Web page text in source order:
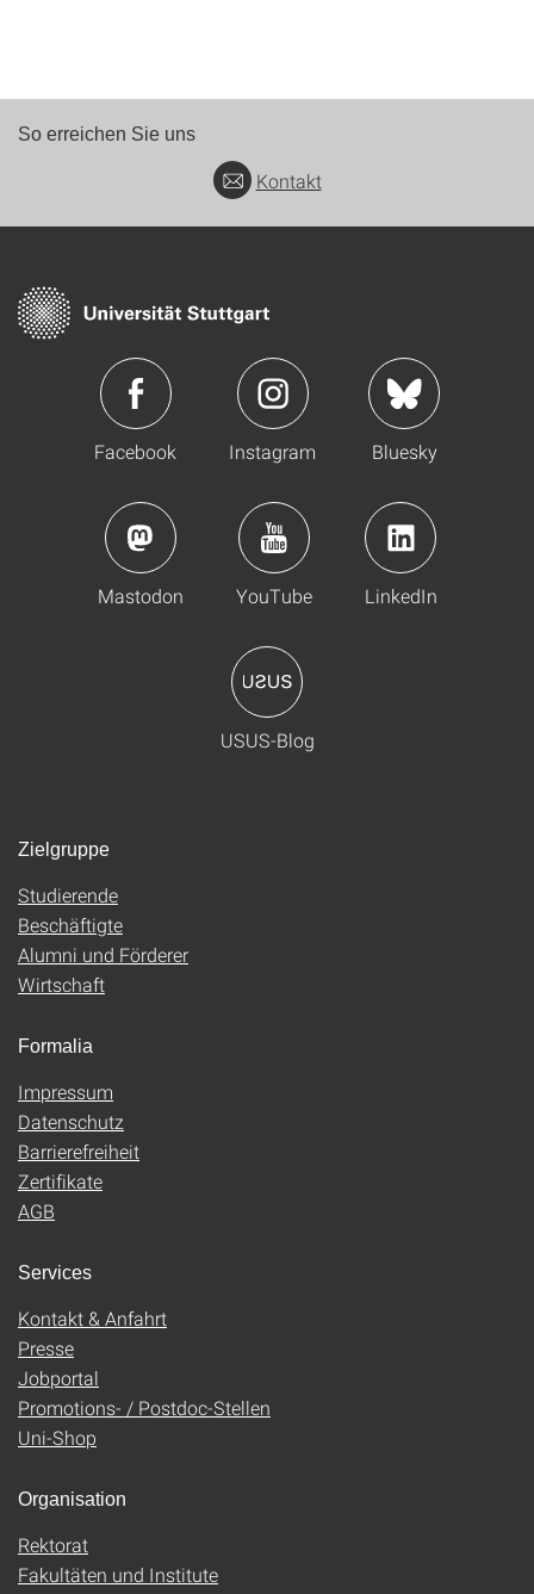
So erreichen Sie uns
Kontakt
Facebook Instagram Bluesky
Mastodon YouTube LinkedIn
USUS-Blog
Zielgruppe
Studierende
Beschäftigte
Alumni und Förderer
Wirtschaft
Formalia
Impressum
Datenschutz
Barrierefreiheit
Zertifikate
AGB
Services
Kontakt & Anfahrt
Presse
Jobportal
Promotions- / Postdoc-Stellen
Uni-Shop
Organisation
Rektorat
Fakultäten und Institute